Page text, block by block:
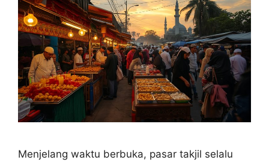
Menjelang waktu berbuka, pasar takjil selalu